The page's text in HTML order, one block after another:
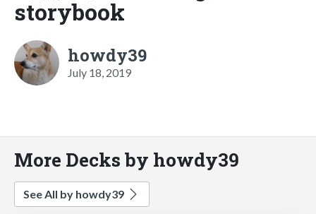
storybook
howdy39
July 18, 2019
More Decks by howdy39
See All by howdy39